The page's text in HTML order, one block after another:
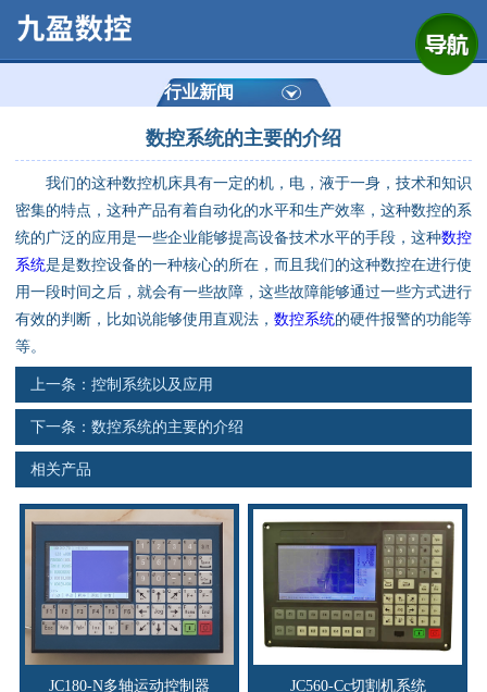
公司简介
产品展示
运动控制器
通用数控系统
定制数控系统
行业新闻
资质荣誉
产品应用
行业新闻
数控系统的主要的介绍
我们的这种数控机床具有一定的机，电，液于一身，技术和知识
密集的特点，这种产品有着自动化的水平和生产效率，这种数控的系
统的广泛的应用是一些企业能够提高设备技术水平的手段，这种数控
系统是是数控设备的一种核心的所在，而且我们的这种数控在进行使
用一段时间之后，就会有一些故障，这些故障能够通过一些方式进行
有效的判断，比如说能够使用直观法， 数控系统的硬件报警的功能等
等。
上一条： 控制系统以及应用
下一条： 数控系统的主要的介绍
相关产品
JC180-N多轴运动控制器 JC560-Cc切割机系统